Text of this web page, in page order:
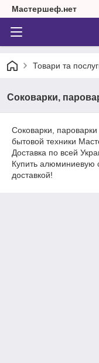
Мастершеф.нет
Товари та
Соковарки,
Соковарки,
бытовой техники
Доставка по всей
Купить алюминиевую
доставкой!